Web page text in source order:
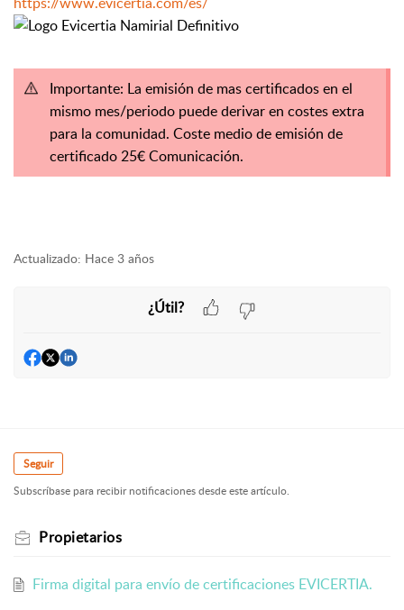
Importante: La emisión de mas certificados en el
mismo mes/periodo puede derivar en costes extra
para la comunidad. Coste medio de emisión de
certificado 25€ Comunicación.
Actualizado: Hace 3 años
¿Útil?
Seguir
Subscríbase para recibir notificaciones desde este artículo.
Propietarios
Firma digital para envío de certificaciones EVICERTIA.